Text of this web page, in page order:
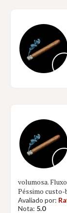
volumosa.
Péssimo custo-
Avaliado por:
Nota: 5.0